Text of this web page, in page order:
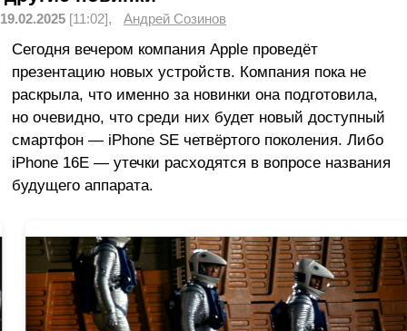
19.02.2025 [11:02], Андрей Созинов
Сегодня вечером компания Apple проведёт
презентацию новых устройств. Компания пока не
раскрыла, что именно за новинки она подготовила,
но очевидно, что среди них будет новый доступный
смартфон — iPhone SE четвёртого поколения. Либо
iPhone 16E — утечки расходятся в вопросе названия
будущего аппарата.